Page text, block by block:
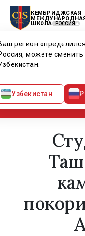
КЕМБРИДЖСКАЯ
ШКОЛА
РОССИЯ
регион
можете сменить
Узбекистан
Меню
Ташкентского
Levels